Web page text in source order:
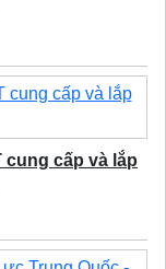
cung cấp và lắp